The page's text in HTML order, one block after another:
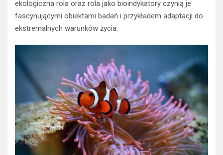
ekologiczna rola oraz rola jako bioindykatory czynią je
fascynującymi obiektami badań i przykładem adaptacji do
ekstremalnych warunków życia.